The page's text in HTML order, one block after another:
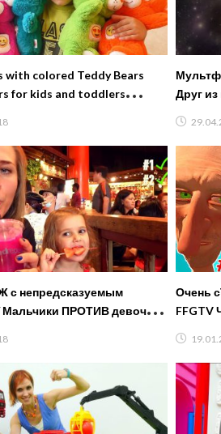
with colored Teddy Bears
for kids and toddlers
Друг
с непредсказуемым
ПРОТИВ девочек /
Очень
FFGTV